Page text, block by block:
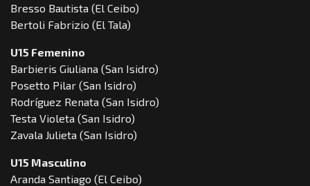
Bresso Bautista (El Ceibo)
Bertoli Fabrizio (El Tala)
U15 Femenino
Barbieris Giuliana (San Isidro)
Posetto Pilar (San Isidro)
Rodríguez Renata (San Isidro)
Testa Violeta (San Isidro)
Zavala Julieta (San Isidro)
U15 Masculino
Aranda Santiago (El Ceibo)